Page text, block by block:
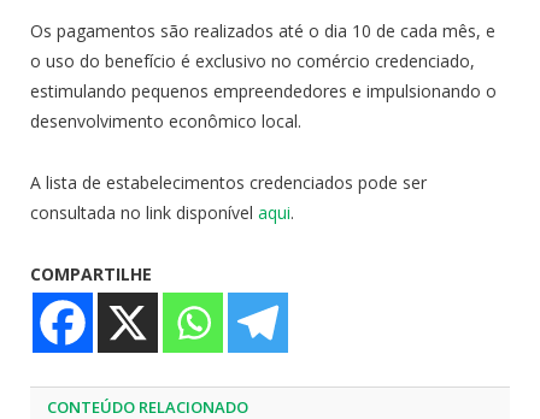
Os pagamentos são realizados até o dia 10 de cada mês, e
o uso do benefício é exclusivo no comércio credenciado,
estimulando pequenos empreendedores e impulsionando o
desenvolvimento econômico local.
A lista de estabelecimentos credenciados pode ser
consultada no link disponível aqui.
COMPARTILHE
CONTEÚDO RELACIONADO